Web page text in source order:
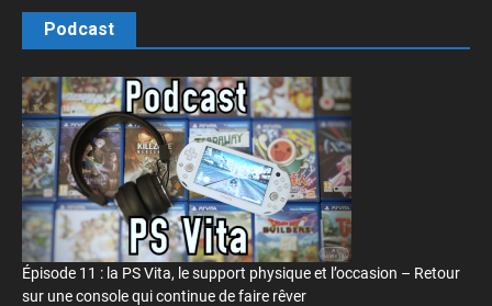
Podcast
Épisode 11 : la PS Vita, le support physique et l’occasion – Retour
sur une console qui continue de faire rêver